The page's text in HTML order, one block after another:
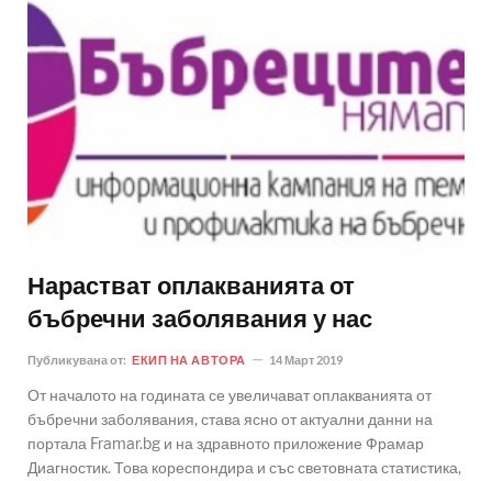
Нарастват оплакванията от
бъбречни заболявания у нас
Публикувана от: ЕКИП НА АВТОРА 14 Март 2019
От началото на годината се увеличават оплакванията от
бъбречни заболявания, става ясно от актуални данни на
портала Framar.bg и на здравното приложение Фрамар
Диагностик. Това кореспондира и със световната статистика,